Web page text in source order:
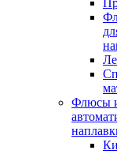
Флюсы